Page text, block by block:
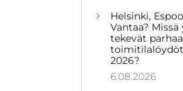
Helsinki,
Vantaa?
tekevät
2026?
6.08.2026